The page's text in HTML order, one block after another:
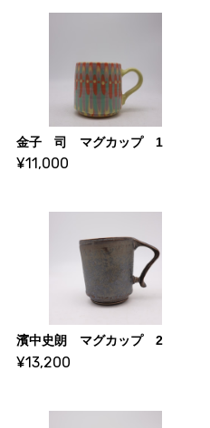
金子 司 マグカップ 1
¥11,000
濱中史朗 マグカップ 2
¥13,200